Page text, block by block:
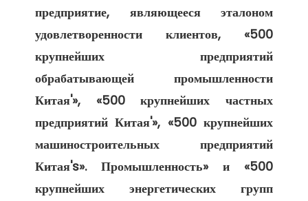
предприятие, являющееся эталоном
удовлетворенности клиентов, «500
крупнейших предприятий
обрабатывающей промышленности
Китая'», «500 крупнейших частных
предприятий Китая'», «500 крупнейших
машиностроительных предприятий
Китая's». Промышленность» и «500
крупнейших энергетических групп